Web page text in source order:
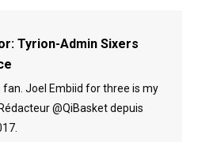
Tyrion-Admin Sixers
fan. Joel Embiid for three is my
@QiBasket depuis